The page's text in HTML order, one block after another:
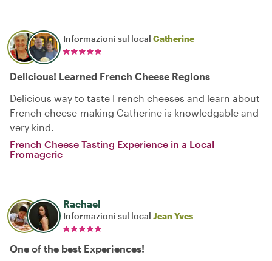
Informazioni sul local Catherine
Delicious! Learned French Cheese Regions
Delicious way to taste French cheeses and learn about
French cheese-making Catherine is knowledgable and
very kind.
French Cheese Tasting Experience in a Local
Fromagerie
Rachael
Informazioni sul local Jean Yves
One of the best Experiences!